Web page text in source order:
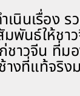
นินเรื่อง
พันธ์ให้ช
ชาวจีน ที่ม
ที่แท้จริง